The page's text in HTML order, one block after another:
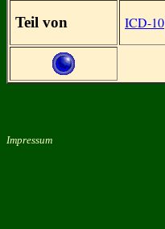
Teil von ICD-10
Impressum